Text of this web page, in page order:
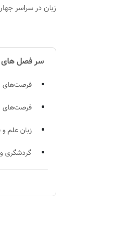
زبان در سراسر
سر فصل های
فرصت‌های
فرصت‌های
زبان علم و
گردشگری و
توسعه
مهاجرت و